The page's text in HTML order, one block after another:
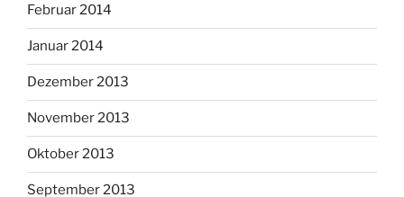
Februar 2014
Januar 2014
Dezember 2013
November 2013
Oktober 2013
September 2013